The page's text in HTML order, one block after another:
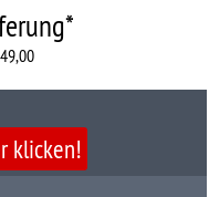
klicken!